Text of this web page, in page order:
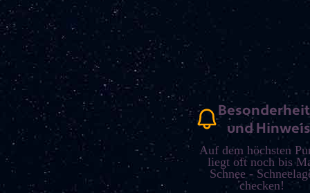
und
Auf dem höchsten
liegt oft noch bis
Schnee -
checken!